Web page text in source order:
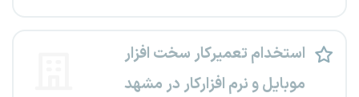
استخدام تعمیرکار سخت افزار
موبایل و نرم افزارکار در مشهد